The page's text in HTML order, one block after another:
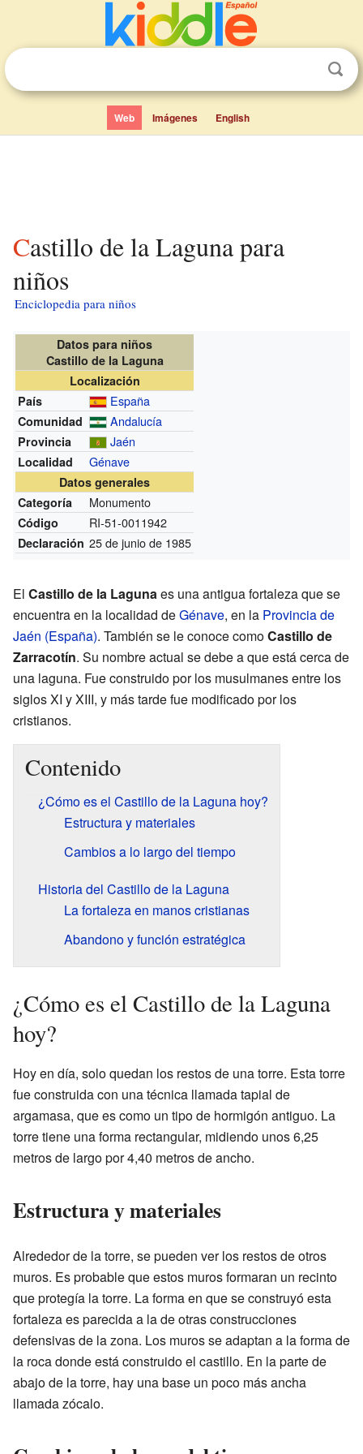
Web Imágenes English
Castillo de la Laguna para
niños
Enciclopedia para niños
Datos para niños
Castillo de la Laguna
Localización
País
España
Comunidad Andalucía
Provincia Jaén
Localidad Génave
Datos generales
Categoría
Monumento
Código RI-51-0011942
Declaración 25 de junio de 1985
El Castillo de la Lagunaes una antigua fortaleza que se
encuentra en la localidad deGénave, en la Provincia de
Jaén (España). También se le conoce comoCastillo de
Zarracotín. Su nombre actual se debe a que está cerca de
una laguna. Fue construido por los musulmanes entre los
siglos XI y XIII, y más tarde fue modificado por los
cristianos.
Contenido
¿Cómo es el Castillo de la Laguna hoy?
Estructura y materiales
Cambios a lo largo del tiempo
Historia del Castillo de la Laguna
La fortaleza en manos cristianas
Abandono y función estratégica
¿Cómo es el Castillo de la Laguna
hoy?
Hoy en día, solo quedan los restos de una torre. Esta torre
fue construida con una técnica llamada tapial de
argamasa, que es como un tipo de hormigón antiguo. La
torre tiene una forma rectangular, midiendo unos 6,25
metros de largo por 4,40 metros de ancho.
Estructura y materiales
Alrededor de la torre, se pueden ver los restos de otros
muros. Es probable que estos muros formaran un recinto
que protegía la torre. La forma en que se construyó esta
fortaleza es parecida a la de otras construcciones
defensivas de la zona. Los muros se adaptan a la forma de
la roca donde está construido el castillo. En la parte de
abajo de la torre, hay una base un poco más ancha
llamada zócalo.